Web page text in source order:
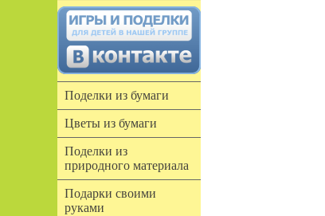
Поделки из бумаги
Цветы из бумаги
Поделки из
природного материала
Подарки своими
руками